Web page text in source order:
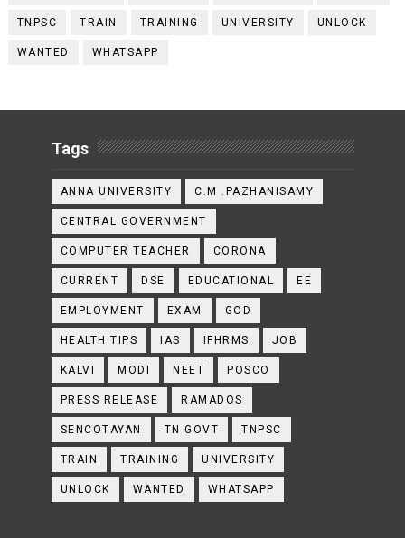
TNPSC TRAIN TRAINING UNIVERSITY UNLOCK
WANTED WHATSAPP
Tags
ANNA UNIVERSITY C.M .PAZHANISAMY
CENTRAL GOVERNMENT
COMPUTER TEACHER CORONA
CURRENT DSE EDUCATIONAL EE
EMPLOYMENT EXAM GOD
HEALTH TIPS IAS IFHRMS JOB
KALVI MODI NEET POSCO
PRESS RELEASE RAMADOS
SENCOTAYAN TN GOVT TNPSC
TRAIN TRAINING UNIVERSITY
UNLOCK WANTED WHATSAPP